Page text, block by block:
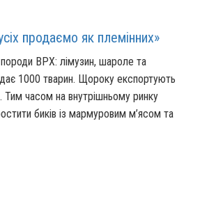
продаємо як племінних»
породи ВРХ: лімузин, шароле та
1000 тварин. Щороку експортують
часом на внутрішньому ринку
биків із мармуровим м’ясом та